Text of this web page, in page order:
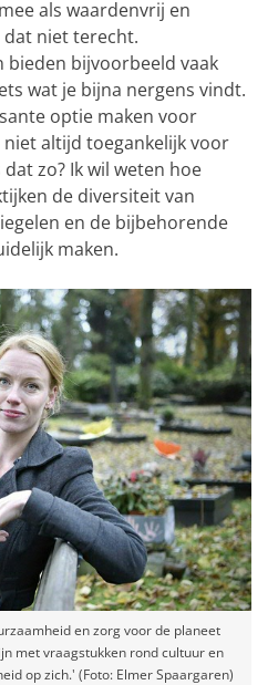
als waardenvrij en
dat niet terecht.
bijvoorbeeld vaak
wat je bijna nergens vindt.
optie maken voor
niet altijd toegankelijk voor
zo? Ik wil weten hoe
de diversiteit van
en de bijbehorende
maken.
en zorg voor de planeet
met vraagstukken rond cultuur en
op zich.' (Foto: Elmer Spaargaren)